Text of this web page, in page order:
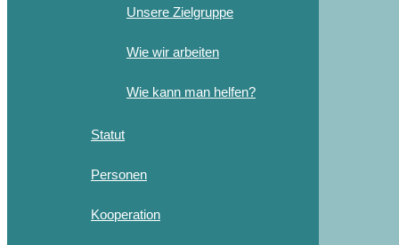
Unsere Zielgruppe
Wie wir arbeiten
Wie kann man helfen?
Statut
Personen
Kooperation